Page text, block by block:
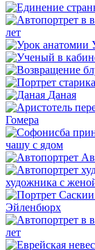
лет
Даная
Гомера
чашу с ядом
художника с
Эйленбюрх
лет